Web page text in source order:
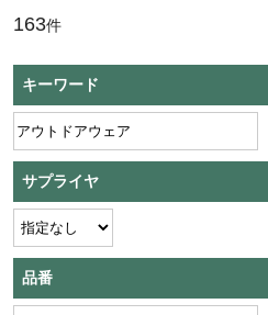
163件
キーワード
サプライヤ
品番